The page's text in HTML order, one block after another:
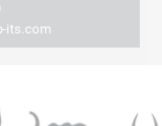
its.com